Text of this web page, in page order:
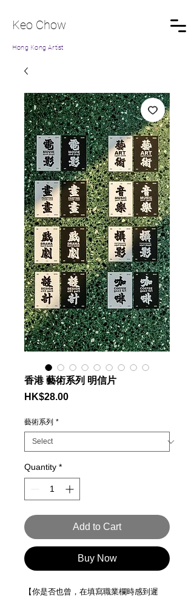
Keo Chow
Hong Kong Artist
香港 藝術系列 明信片
HK$28.00Price
藝術系列 *
Quantity *
Add to Cart
Buy Now
【你是否也曾，在填寫職業欄時感到遲